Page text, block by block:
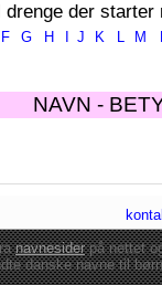
drenge der starter
F G H J K L M
NAVN -
navnesiderpå nettet
danskenavne til børn